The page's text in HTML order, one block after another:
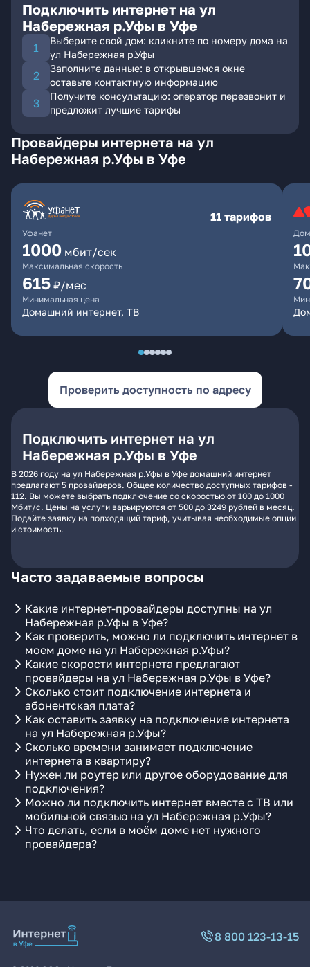
Подключить интернет на ул
Набережная р.Уфы в Уфе
Выберите свой дом: кликните по номеру дома на
ул Набережная р.Уфы
Заполните данные: в открывшемся окне
оставьте контактную информацию
Получите консультацию: оператор перезвонит и
предложит лучшие тарифы
Провайдеры интернета на ул
Набережная р.Уфы в Уфе
Уфанет
11 тарифов
1000 мбит/сек
Максимальная скорость
615 ₽/мес
Минимальная цена
Домашний интернет, ТВ
Проверить доступность по адресу
Подключить интернет на ул
Набережная р.Уфы в Уфе
В 2026 году на ул Набережная р.Уфы в Уфе домашний интернет
предлагают 5 провайдеров. Общее количество доступных тарифов -
112. Вы можете выбрать подключение со скоростью от 100 до 1000
Мбит/с. Цены на услуги варьируются от 500 до 3249 рублей в месяц.
Подайте заявку на подходящий тариф, учитывая необходимые опции
и стоимость.
Часто задаваемые вопросы
Какие интернет-провайдеры доступны на ул
Набережная р.Уфы в Уфе?
Как проверить, можно ли подключить интернет в
моем доме на ул Набережная р.Уфы?
Какие скорости интернета предлагают
провайдеры на ул Набережная р.Уфы в Уфе?
Сколько стоит подключение интернета и
абонентская плата?
Как оставить заявку на подключение интернета
на ул Набережная р.Уфы?
Сколько времени занимает подключение
интернета в квартиру?
Нужен ли роутер или другое оборудование для
подключения?
Можно ли подключить интернет вместе с ТВ или
мобильной связью на ул Набережная р.Уфы?
Что делать, если в моём доме нет нужного
провайдера?
8 800 123-13-15